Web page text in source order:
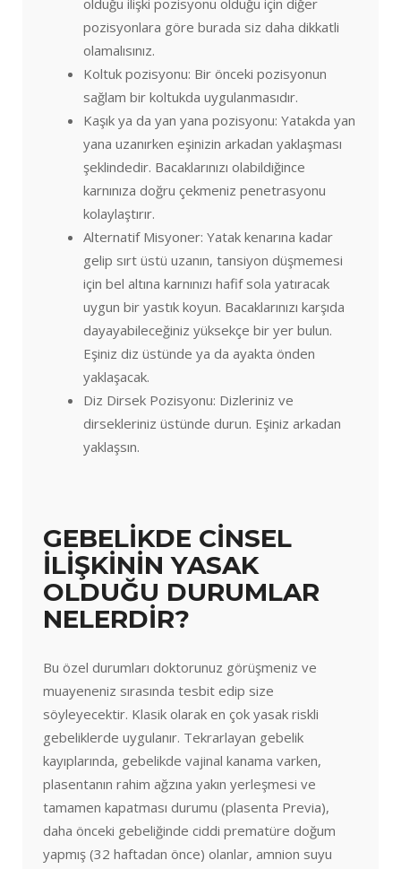
olduğu ilişki pozisyonu olduğu için diğer
pozisyonlara göre burada siz daha dikkatli
olamalısınız.
Koltuk pozisyonu: Bir önceki pozisyonun
sağlam bir koltukda uygulanmasıdır.
Kaşık ya da yan yana pozisyonu: Yatakda yan
yana uzanırken eşinizin arkadan yaklaşması
şeklindedir. Bacaklarınızı olabildiğince
karnınıza doğru çekmeniz penetrasyonu
kolaylaştırır.
Alternatif Misyoner: Yatak kenarına kadar
gelip sırt üstü uzanın, tansiyon düşmemesi
için bel altına karnınızı hafif sola yatıracak
uygun bir yastık koyun. Bacaklarınızı karşıda
dayayabileceğiniz yüksekçe bir yer bulun.
Eşiniz diz üstünde ya da ayakta önden
yaklaşacak.
Diz Dirsek Pozisyonu: Dizleriniz ve
dirsekleriniz üstünde durun. Eşiniz arkadan
yaklaşsın.
GEBELİKDE CİNSEL
İLİŞKİNİN YASAK
OLDUĞU DURUMLAR
NELERDİR?
Bu özel durumları doktorunuz görüşmeniz ve
muayeneniz sırasında tesbit edip size
söyleyecektir. Klasik olarak en çok yasak riskli
gebeliklerde uygulanır. Tekrarlayan gebelik
kayıplarında, gebelikde vajinal kanama varken,
plasentanın rahim ağzına yakın yerleşmesi ve
tamamen kapatması durumu (plasenta Previa),
daha önceki gebeliğinde ciddi prematüre doğum
yapmış (32 haftadan önce) olanlar, amnion suyu